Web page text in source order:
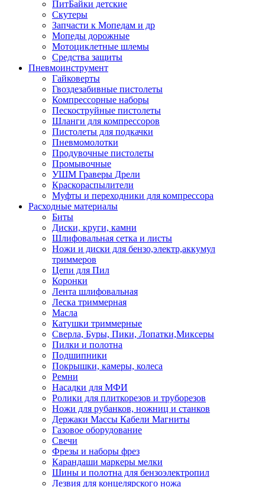
ПитБайки детские
Скутеры
Запчасти к Мопедам и др
Мопеды дорожные
Мотоциклетные шлемы
Средства защиты
Пневмоинструмент
Гайковерты
Гвоздезабивные пистолеты
Компрессорные наборы
Пескоструйные пистолеты
Шланги для компрессоров
Пистолеты для подкачки
Пневмомолотки
Продувочные пистолеты
Промывочные
УШМ Граверы Дрели
Краскораспылители
Муфты и переходники для компрессора
Расходные материалы
Биты
Диски, круги, камни
Шлифовальная сетка и листы
Ножи и диски для бензо,электр,аккумул
триммеров
Цепи для Пил
Коронки
Лента шлифовальная
Леска триммерная
Масла
Катушки триммерные
Сверла, Буры, Пики, Лопатки,Миксеры
Пилки и полотна
Подшипники
Покрышки, камеры, колеса
Ремни
Насадки для МФИ
Ролики для плиткорезов и труборезов
Ножи для рубанков, ножниц и станков
Держаки Массы Кабели Магниты
Газовое оборудование
Свечи
Фрезы и наборы фрез
Карандаши маркеры мелки
Шины и полотна для бензоэлектропил
Лезвия для концелярского ножа